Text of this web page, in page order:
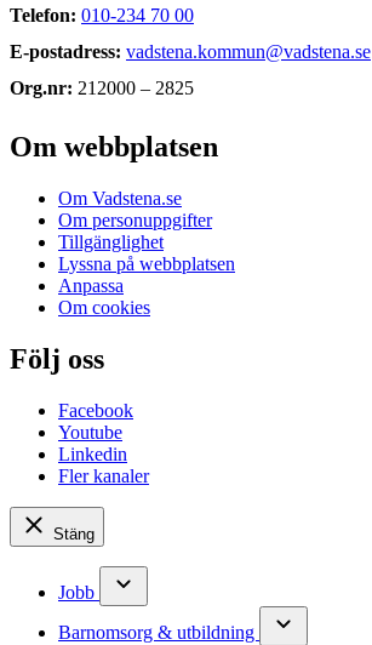
Telefon: 010-234 70 00
E-postadress: vadstena.kommun@vadstena.se
Org.nr: 212000 – 2825
Om webbplatsen
Om Vadstena.se
Om personuppgifter
Tillgänglighet
Lyssna på webbplatsen
Anpassa
Om cookies
Följ oss
Facebook
Youtube
Linkedin
Fler kanaler
Stäng
Jobb
Barnomsorg & utbildning